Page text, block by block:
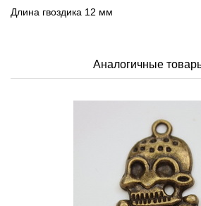
Длина гвоздика 12 мм
Аналогичные